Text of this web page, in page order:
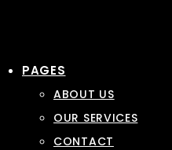
PAGES
ABOUT US
OUR SERVICES
CONTACT